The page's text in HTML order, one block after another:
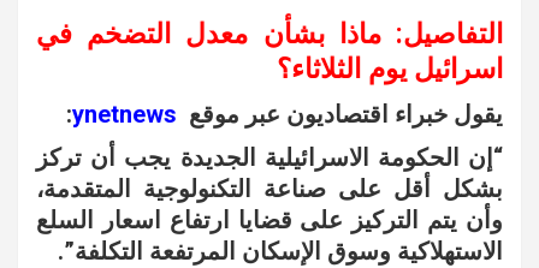
التفاصيل: ماذا بشأن معدل التضخم في
اسرائيل يوم الثلاثاء؟
يقول خبراء اقتصاديون عبر موقع ynetnews
:
“إن الحكومة الاسرائيلية الجديدة يجب أن تركز
بشكل أقل على صناعة التكنولوجية المتقدمة،
وأن يتم التركيز على قضايا ارتفاع اسعار السلع
الاستهلاكية وسوق الإسكان المرتفعة التكلفة”.